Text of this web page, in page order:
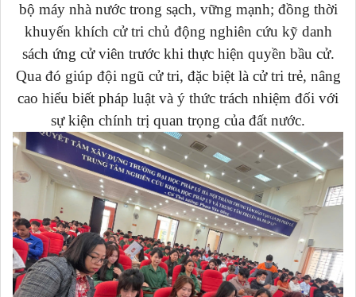
bộ máy nhà nước trong sạch, vững mạnh; đồng thời
khuyến khích cử tri chủ động nghiên cứu kỹ danh
sách ứng cử viên trước khi thực hiện quyền bầu cử.
Qua đó giúp đội ngũ cử tri, đặc biệt là cử tri trẻ, nâng
cao hiểu biết pháp luật và ý thức trách nhiệm đối với
sự kiện chính trị quan trọng của đất nước.